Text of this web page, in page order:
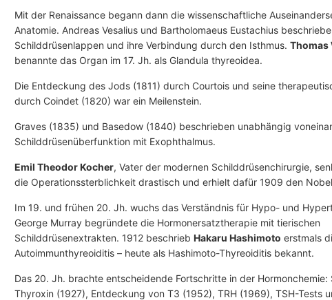
Mit der Renaissance begann dann die wissenschaftliche
Anatomie. Andreas Vesalius und Bartholomaeus Eustachius
Schilddrüsenlappen und ihre Verbindung durch den Isthmus. Thomas
benannte das Organ im 17. Jh. als Glandula thyreoidea.
Die Entdeckung des Jods (1811) durch Courtois und seine
durch Coindet (1820) war ein Meilenstein.
Graves (1835) und Basedow (1840) beschrieben unabhängig
Schilddrüsenüberfunktion mit Exophthalmus.
Emil Theodor Kocher, Vater der modernen Schilddrüsenchirurgie,
die Operationssterblichkeit drastisch und erhielt dafür 1909 den
Im 19. und frühen 20. Jh. wuchs das Verständnis für Hypo- und
George Murray begründete die Hormonersatztherapie mit tierischen
Schilddrüsenextrakten. 1912 beschrieb Hakaru Hashimoto erstmals
Autoimmunthyreoiditis – heute als Hashimoto-Thyreoiditis bekannt.
Das 20. Jh. brachte entscheidende Fortschritte in der Hormonchemie:
Thyroxin (1927), Entdeckung von T3 (1952), TRH (1969), TSH-Tests